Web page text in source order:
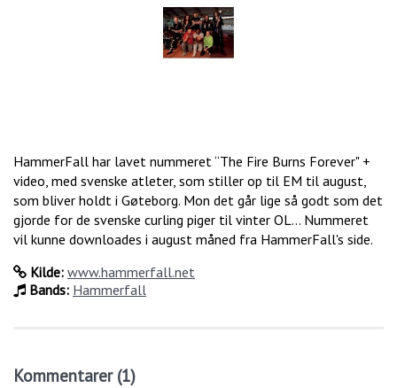
HammerFall har lavet nummeret “The Fire Burns Forever" +
video, med svenske atleter, som stiller op til EM til august,
som bliver holdt i Gøteborg. Mon det går lige så godt som det
gjorde for de svenske curling piger til vinter OL... Nummeret
vil kunne downloades i august måned fra HammerFall's side.
Kilde: www.hammerfall.net
Bands: Hammerfall
Kommentarer (1)